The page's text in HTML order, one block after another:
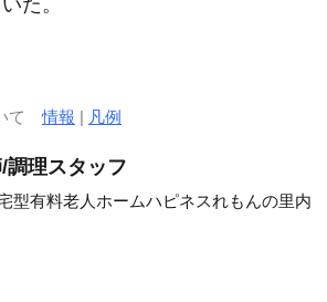
た。
いて情報 | 凡例
調理スタッフ
型有料老人ホームハピネスれもんの里内